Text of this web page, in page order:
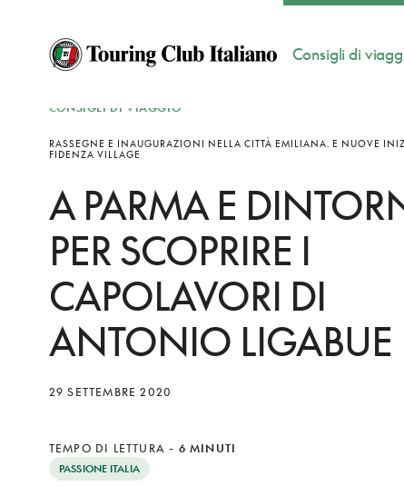
Consigli di
CONSIGLI DI VIAGGIO
RASSEGNE E INAUGURAZIONI NELLA CITTÀ EMILIANA. E NUOVE
FIDENZA VILLAGE
A PARMA E
PER SCOPRIRE I
CAPOLAVORI DI
ANTONIO LIGABUE
29 SETTEMBRE 2020
TEMPO DI LETTURA - 6 MINUTI
PASSIONE ITALIA